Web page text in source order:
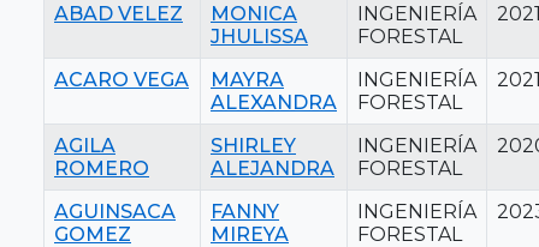
ABAD VELEZ
MONICA
JHULISSA
INGENIERÍA
FORESTAL
ACARO VEGA
MAYRA
ALEXANDRA
INGENIERÍA
FORESTAL
AGILA
ROMERO
SHIRLEY
ALEJANDRA
INGENIERÍA
FORESTAL
AGUINSACA
GOMEZ
FANNY
MIREYA
INGENIERÍA
FORESTAL